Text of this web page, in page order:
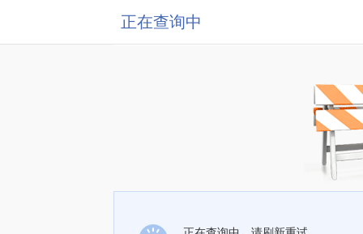
正在查询中